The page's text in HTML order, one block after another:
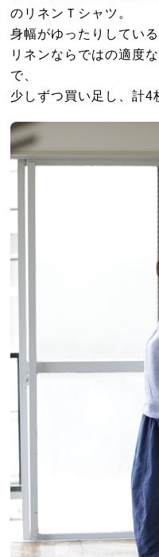
のリネンＴシャツ。
身幅がゆったりしている
リネンならではの適度
で、
少しずつ買い足し、計4